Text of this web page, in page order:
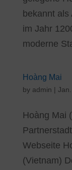
bekannt
im Jahr
moderne
Hoàng Mai
by admin |
Hoàng Mai
Webseite
(Vietnam)